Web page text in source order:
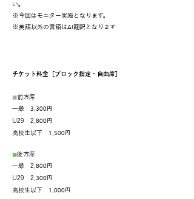
い。
※今回はモニター実施となります。
※英語以外の言語はAI翻訳となります
チケット料金［ブロック指定・自由席］
◼︎前方席
一般 3,300円
U29 2,800円
高校生以下 1,500円
◼︎後方席
一般 2,800円
U29 2,300円
高校生以下 1,000円